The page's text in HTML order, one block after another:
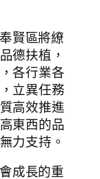
賢區將繚
德扶植，
各行業各
立異任務
高效推進
東西的品
力支持。
成長的重